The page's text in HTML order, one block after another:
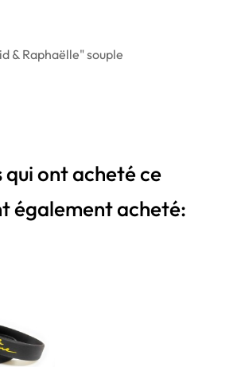
& Raphaëlle" souple
qui ont acheté ce
également acheté: